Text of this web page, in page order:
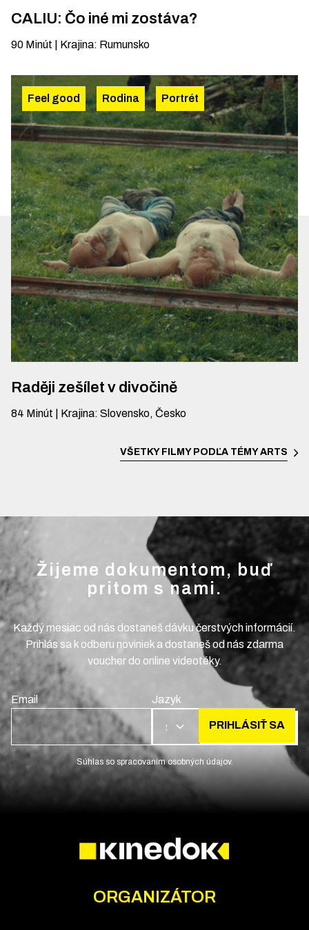
CALIU: Čo iné mi zostáva?
90 Minút Krajina: Rumunsko
Feel good Rodina Portrét
Raději zešílet v divočině
84 Minút Krajina: Slovensko, Česko
VŠETKY FILMY PODĽA TÉMY ARTS
Žijeme dokumentom, buď
pritom s nami.
Každý mesiac od nás dostaneš dávku čerstvých informácií.
Prihlás sa k odberu noviniek a dostaneš od nás zdarma
voucher do online videotéky.
Email Jazyk
SK PRIHLÁSIŤ SA
Súhlas so spracovaním osobných údajov.
ORGANIZÁTOR